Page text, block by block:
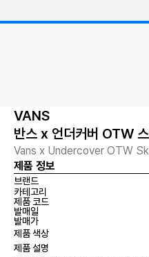
VANS
반스 x 언더커버 OTW
Vans x Undercover OTW
제품 정보
브랜드
카테고리
제품 코드
발매일
발매가
제품 색상
제품 설명